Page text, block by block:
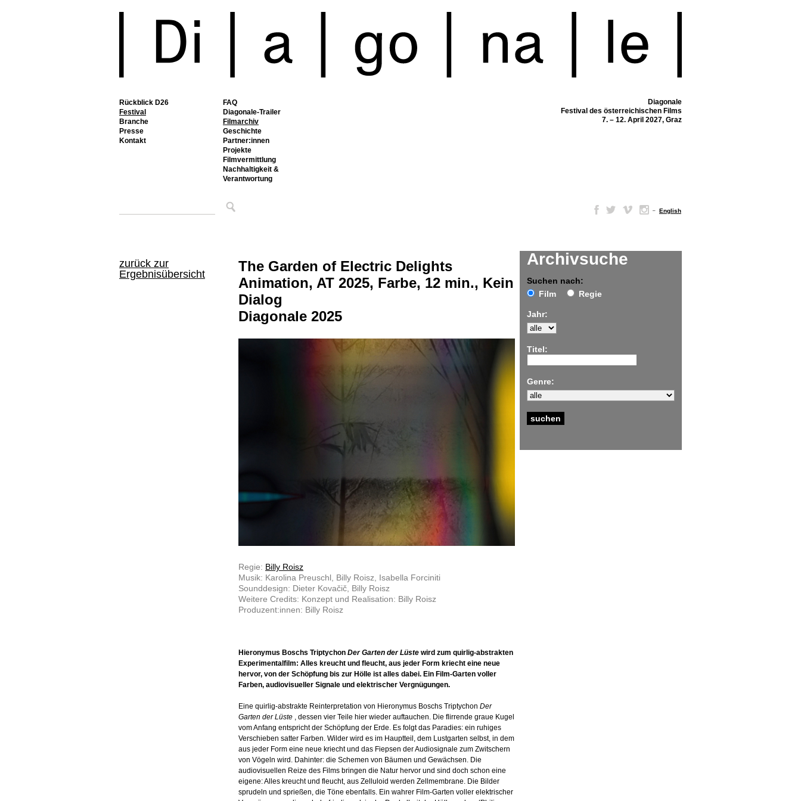
Rückblick D26
Festival
FAQ
Diagonale-Trailer
Filmarchiv
Geschichte
Partner:innen
Projekte
Filmvermittlung
Nachhaltigkeit &
Verantwortung
Branche
Presse
Kontakt
Diagonale
Festival des österreichischen Films
7. – 12. April 2027, Graz
– English
zurück zur
Ergebnisübersicht
Archivsuche
Suchen nach:
Film
Regie
Jahr:
Titel:
Genre:
The Garden of Electric Delights
Animation, AT 2025, Farbe, 12 min., Kein
Dialog
Diagonale 2025
Regie: Billy Roisz
Musik: Karolina Preuschl, Billy Roisz, Isabella Forciniti
Sounddesign: Dieter Kovačič, Billy Roisz
Weitere Credits: Konzept und Realisation: Billy Roisz
Produzent:innen: Billy Roisz
Hieronymus Boschs Triptychon Der Garten der Lüste wird zum quirlig-abstrakten
Experimentalfilm: Alles kreucht und fleucht, aus jeder Form kriecht eine neue
hervor, von der Schöpfung bis zur Hölle ist alles dabei. Ein Film-Garten voller
Farben, audiovisueller Signale und elektrischer Vergnügungen.
Eine quirlig-abstrakte Reinterpretation von Hieronymus Boschs Triptychon Der
Garten der Lüste , dessen vier Teile hier wieder auftauchen. Die flirrende graue Kugel
vom Anfang entspricht der Schöpfung der Erde. Es folgt das Paradies: ein ruhiges
Verschieben satter Farben. Wilder wird es im Hauptteil, dem Lustgarten selbst, in dem
aus jeder Form eine neue kriecht und das Fiepsen der Audiosignale zum Zwitschern
von Vögeln wird. Dahinter: die Schemen von Bäumen und Gewächsen. Die
audiovisuellen Reize des Films bringen die Natur hervor und sind doch schon eine
eigene: Alles kreucht und fleucht, aus Zelluloid werden Zellmembrane. Die Bilder
sprudeln und sprießen, die Töne ebenfalls. Ein wahrer Film-Garten voller elektrischer